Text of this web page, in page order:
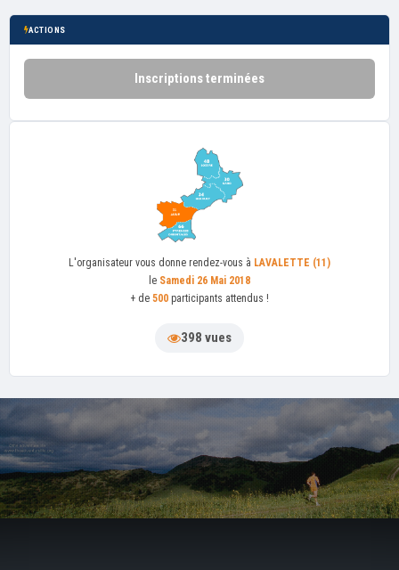
ACTIONS
Inscriptions terminées
L'organisateur vous donne rendez-vous à LAVALETTE (11)
le Samedi 26 Mai 2018
+ de 500 participants attendus !
398 vues